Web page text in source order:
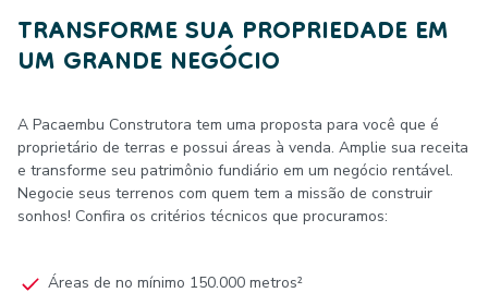
TRANSFORME SUA PROPRIEDADE EM
UM GRANDE NEGÓCIO
A Pacaembu Construtora tem uma proposta para você que é
proprietário de terras e possui áreas à venda. Amplie sua receita
e transforme seu patrimônio fundiário em um negócio rentável.
Negocie seus terrenos com quem tem a missão de construir
sonhos! Confira os critérios técnicos que procuramos:
Áreas de no mínimo 150.000 metros²